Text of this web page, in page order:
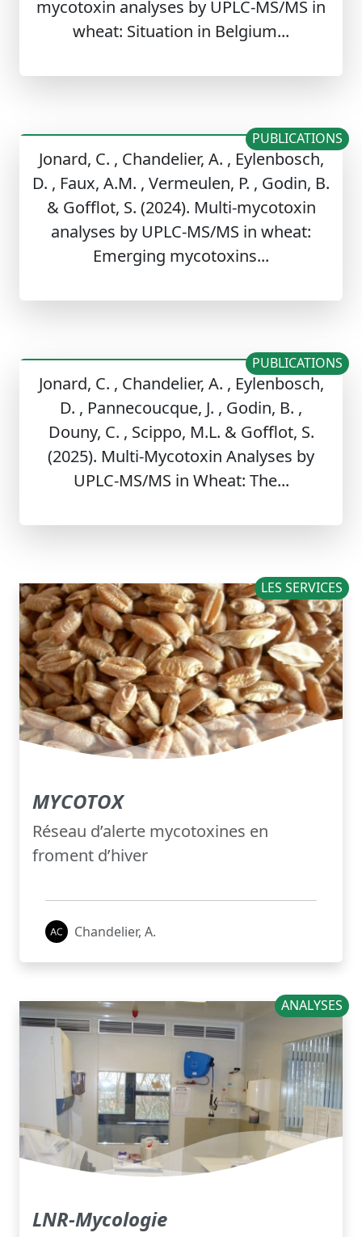
mycotoxin analyses by UPLC-MS/MS in
wheat: Situation in Belgium...
Jonard, C. , Chandelier, A. , Eylenbosch,
D. , Faux, A.M. , Vermeulen, P. , Godin, B.
& Gofflot, S. (2024). Multi-mycotoxin
analyses by UPLC-MS/MS in wheat:
Emerging mycotoxins...
PUBLICATIONS
Jonard, C. , Chandelier, A. , Eylenbosch,
D. , Pannecoucque, J. , Godin, B. ,
Douny, C. , Scippo, M.L. & Gofflot, S.
(2025). Multi-Mycotoxin Analyses by
UPLC-MS/MS in Wheat: The...
PUBLICATIONS
LES SERVICES
MYCOTOX
Réseau d’alerte mycotoxines en
froment d’hiver
Chandelier, A.
ANALYSES
LNR-Mycologie